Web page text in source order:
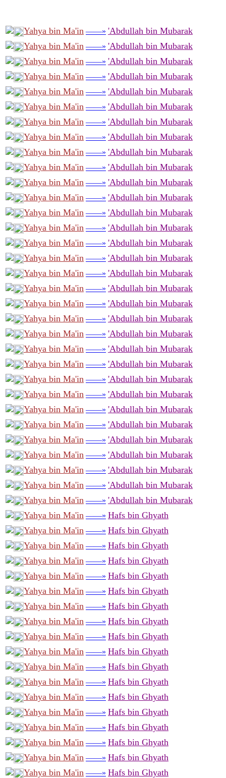
Yahya bin Ma'in ——» 'Abdullah bin Mubarak
Yahya bin Ma'in ——» 'Abdullah bin Mubarak
Yahya bin Ma'in ——» 'Abdullah bin Mubarak
Yahya bin Ma'in ——» 'Abdullah bin Mubarak
Yahya bin Ma'in ——» 'Abdullah bin Mubarak
Yahya bin Ma'in ——» 'Abdullah bin Mubarak
Yahya bin Ma'in ——» 'Abdullah bin Mubarak
Yahya bin Ma'in ——» 'Abdullah bin Mubarak
Yahya bin Ma'in ——» 'Abdullah bin Mubarak
Yahya bin Ma'in ——» 'Abdullah bin Mubarak
Yahya bin Ma'in ——» 'Abdullah bin Mubarak
Yahya bin Ma'in ——» 'Abdullah bin Mubarak
Yahya bin Ma'in ——» 'Abdullah bin Mubarak
Yahya bin Ma'in ——» 'Abdullah bin Mubarak
Yahya bin Ma'in ——» 'Abdullah bin Mubarak
Yahya bin Ma'in ——» 'Abdullah bin Mubarak
Yahya bin Ma'in ——» 'Abdullah bin Mubarak
Yahya bin Ma'in ——» 'Abdullah bin Mubarak
Yahya bin Ma'in ——» 'Abdullah bin Mubarak
Yahya bin Ma'in ——» 'Abdullah bin Mubarak
Yahya bin Ma'in ——» 'Abdullah bin Mubarak
Yahya bin Ma'in ——» 'Abdullah bin Mubarak
Yahya bin Ma'in ——» 'Abdullah bin Mubarak
Yahya bin Ma'in ——» 'Abdullah bin Mubarak
Yahya bin Ma'in ——» 'Abdullah bin Mubarak
Yahya bin Ma'in ——» 'Abdullah bin Mubarak
Yahya bin Ma'in ——» 'Abdullah bin Mubarak
Yahya bin Ma'in ——» 'Abdullah bin Mubarak
Yahya bin Ma'in ——» 'Abdullah bin Mubarak
Yahya bin Ma'in ——» 'Abdullah bin Mubarak
Yahya bin Ma'in ——» 'Abdullah bin Mubarak
Yahya bin Ma'in ——» 'Abdullah bin Mubarak
Yahya bin Ma'in ——» Hafs bin Ghyath
Yahya bin Ma'in ——» Hafs bin Ghyath
Yahya bin Ma'in ——» Hafs bin Ghyath
Yahya bin Ma'in ——» Hafs bin Ghyath
Yahya bin Ma'in ——» Hafs bin Ghyath
Yahya bin Ma'in ——» Hafs bin Ghyath
Yahya bin Ma'in ——» Hafs bin Ghyath
Yahya bin Ma'in ——» Hafs bin Ghyath
Yahya bin Ma'in ——» Hafs bin Ghyath
Yahya bin Ma'in ——» Hafs bin Ghyath
Yahya bin Ma'in ——» Hafs bin Ghyath
Yahya bin Ma'in ——» Hafs bin Ghyath
Yahya bin Ma'in ——» Hafs bin Ghyath
Yahya bin Ma'in ——» Hafs bin Ghyath
Yahya bin Ma'in ——» Hafs bin Ghyath
Yahya bin Ma'in ——» Hafs bin Ghyath
Yahya bin Ma'in ——» Hafs bin Ghyath
Yahya bin Ma'in ——» Hafs bin Ghyath